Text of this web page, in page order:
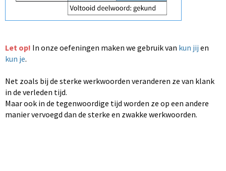
Let op! In onze oefeningen maken we gebruik van kun jij en
kun je.
Net zoals bij de sterke werkwoorden veranderen ze van klank
in de verleden tijd.
Maar ook in de tegenwoordige tijd worden ze op een andere
manier vervoegd dan de sterke en zwakke werkwoorden.